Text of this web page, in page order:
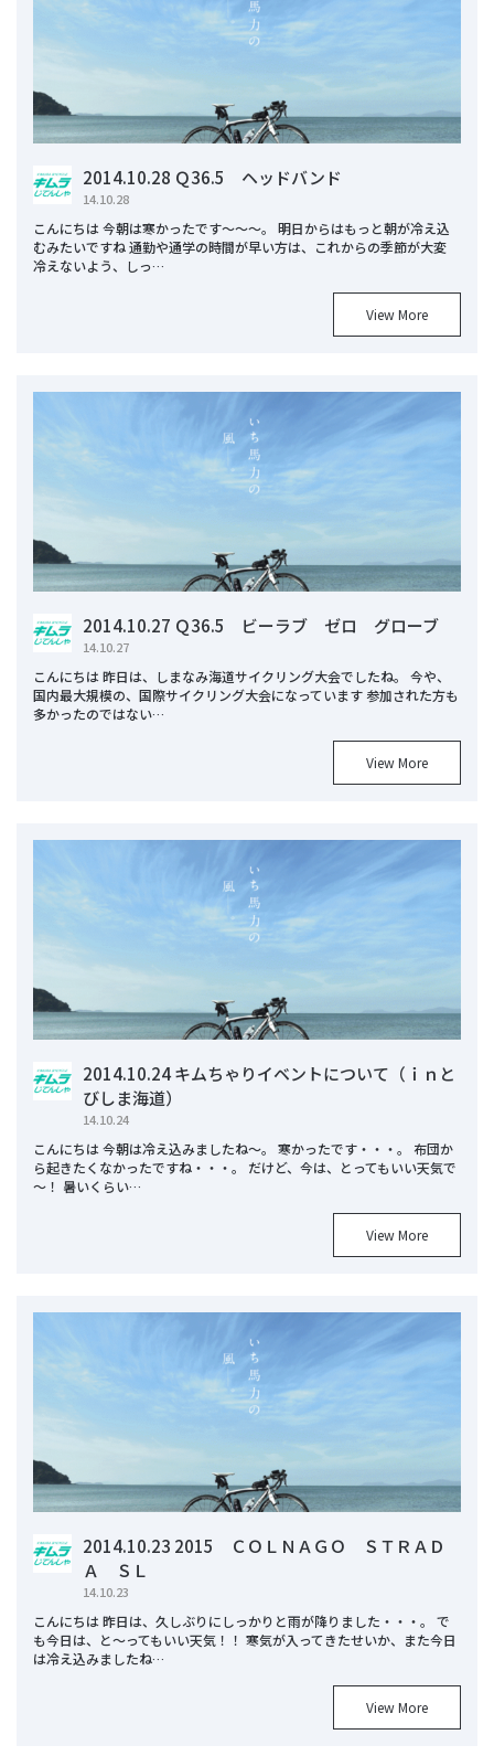
2014.10.28 Ｑ36.5 ヘッドバンド
14.10.28
こんにちは 今朝は寒かったです～～～。 明日からはもっと朝が冷え込
むみたいですね 通勤や通学の時間が早い方は、これからの季節が大変
冷えないよう、しっ…
View More
2014.10.27 Ｑ36.5 ビーラブ ゼロ グローブ
14.10.27
こんにちは 昨日は、しまなみ海道サイクリング大会でしたね。 今や、
国内最大規模の、国際サイクリング大会になっています 参加された方も
多かったのではない…
View More
2014.10.24 キムちゃりイベントについて（ｉｎと
びしま海道）
14.10.24
こんにちは 今朝は冷え込みましたね～。 寒かったです・・・。 布団か
ら起きたくなかったですね・・・。 だけど、今は、とってもいい天気で
～！ 暑いくらい…
View More
2014.10.23 2015 ＣＯＬＮＡＧＯ ＳＴＲＡＤ
Ａ ＳＬ
14.10.23
こんにちは 昨日は、久しぶりにしっかりと雨が降りました・・・。 で
も今日は、と～ってもいい天気！！ 寒気が入ってきたせいか、また今日
は冷え込みましたね…
View More